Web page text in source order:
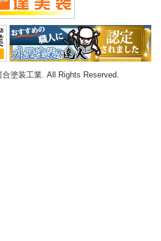
塗装工業. All Rights Reserved.